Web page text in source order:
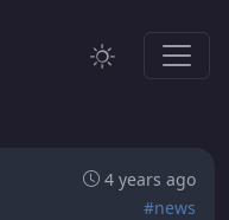
4 years ago
#news